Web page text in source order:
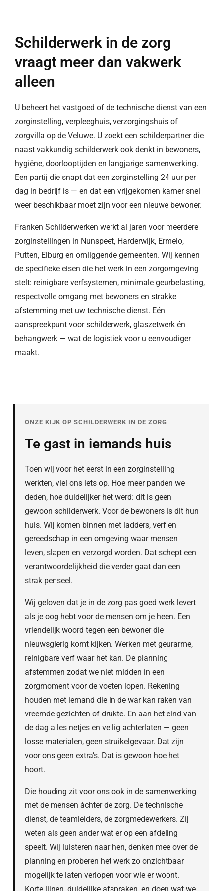
Schilderwerk in de zorg
vraagt meer dan vakwerk
alleen
U beheert het vastgoed of de technische dienst van een
zorginstelling, verpleeghuis, verzorgingshuis of
zorgvilla op de Veluwe. U zoekt een schilderpartner die
naast vakkundig schilderwerk ook denkt in bewoners,
hygiëne, doorlooptijden en langjarige samenwerking.
Een partij die snapt dat een zorginstelling 24 uur per
dag in bedrijf is — en dat een vrijgekomen kamer snel
weer beschikbaar moet zijn voor een nieuwe bewoner.
Franken Schilderwerken werkt al jaren voor meerdere
zorginstellingen in Nunspeet, Harderwijk, Ermelo,
Putten, Elburg en omliggende gemeenten. Wij kennen
de specifieke eisen die het werk in een zorgomgeving
stelt: reinigbare verfsystemen, minimale geurbelasting,
respectvolle omgang met bewoners en strakke
afstemming met uw technische dienst. Eén
aanspreekpunt voor schilderwerk, glaszetwerk én
behangwerk — wat de logistiek voor u eenvoudiger
maakt.
ONZE KIJK OP SCHILDERWERK IN DE ZORG
Te gast in iemands huis
Toen wij voor het eerst in een zorginstelling
werkten, viel ons iets op. Hoe meer panden we
deden, hoe duidelijker het werd: dit is geen
gewoon schilderwerk. Voor de bewoners is dit hun
huis. Wij komen binnen met ladders, verf en
gereedschap in een omgeving waar mensen
leven, slapen en verzorgd worden. Dat schept een
verantwoordelijkheid die verder gaat dan een
strak penseel.
Wij geloven dat je in de zorg pas goed werk levert
als je oog hebt voor de mensen om je heen. Een
vriendelijk woord tegen een bewoner die
nieuwsgierig komt kijken. Werken met geurarme,
reinigbare verf waar het kan. De planning
afstemmen zodat we niet midden in een
zorgmoment voor de voeten lopen. Rekening
houden met iemand die in de war kan raken van
vreemde gezichten of drukte. En aan het eind van
de dag alles netjes en veilig achterlaten — geen
losse materialen, geen struikelgevaar. Dat zijn
voor ons geen extra’s. Dat is gewoon hoe het
hoort.
Die houding zit voor ons ook in de samenwerking
met de mensen áchter de zorg. De technische
dienst, de teamleiders, de zorgmedewerkers. Zij
weten als geen ander wat er op een afdeling
speelt. Wij luisteren naar hen, denken mee over de
planning en proberen het werk zo onzichtbaar
mogelijk te laten verlopen voor wie er woont.
Korte lijnen, duidelijke afspraken, en doen wat we